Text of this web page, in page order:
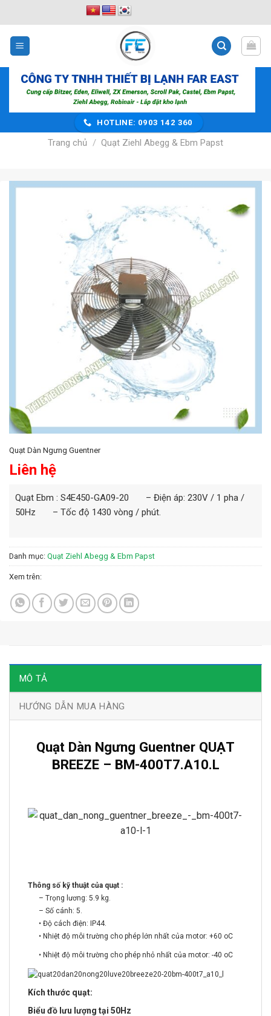
qua
nội
dung
HOTLINE: 0903 142 360
Trang chủ / Quạt Ziehl Abegg & Ebm Papst
Quạt Dàn Ngưng Guentner
Liên hệ
Quạt Ebm : S4E450-GA09-20 – Điện áp: 230V / 1 pha /
50Hz – Tốc độ 1430 vòng / phút.
Danh mục: Quạt Ziehl Abegg & Ebm Papst
Xem trên:
MÔ TẢ
HƯỚNG DẪN MUA HÀNG
Quạt Dàn Ngưng Guentner QUẠT
BREEZE – BM-400T7.A10.L
Thông số kỹ thuật của quạt :
– Trọng lương: 5.9 kg.
– Số cánh: 5.
• Độ cách điện: IP44.
• Nhiệt độ môi trường cho phép lớn nhất của motor: +60 oC
• Nhiệt độ môi trường cho phép nhỏ nhất của motor: -40 oC
Kích thước quạt:
Biểu đồ lưu lượng tại 50Hz